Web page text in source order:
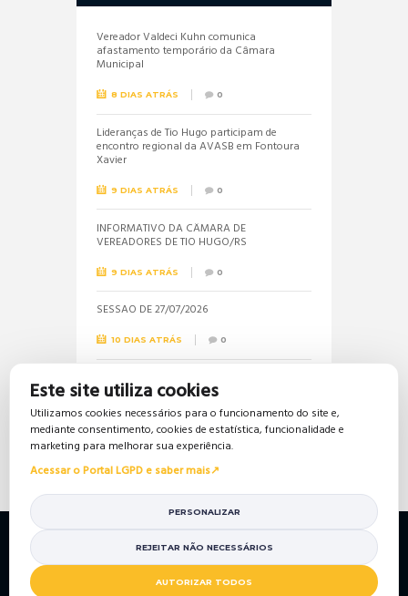
Vereador Valdeci Kuhn comunica
afastamento temporário da Câmara
Municipal
8 DIAS ATRÁS 0
Lideranças de Tio Hugo participam de
encontro regional da AVASB em Fontoura
Xavier
9 DIAS ATRÁS 0
INFORMATIVO DA CÂMARA DE
VEREADORES DE TIO HUGO/RS
9 DIAS ATRÁS 0
SESSÃO DE 27/07/2026
10 DIAS ATRÁS 0
Informações sobre a realização do próximo
concurso público são solicitadas pela
vereadora Jéssica
18 DIAS ATRÁS 0
Mapa do Site
Portal da Transparência
© 2026 Câmara de Vereadores de Tio Hugo/RS. Todos so
direitos reservados.
Este site utiliza cookies
Utilizamos cookies necessários para o funcionamento do site e,
mediante consentimento, cookies de estatística, funcionalidade e
marketing para melhorar sua experiência.
Acessar o Portal LGPD e saber mais
PERSONALIZAR
REJEITAR NÃO NECESSÁRIOS
AUTORIZAR TODOS